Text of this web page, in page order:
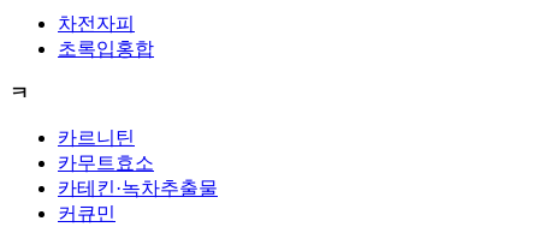
차전자피
초록입홍합
ㅋ
카르니틴
카무트효소
카테킨·녹차추출물
커큐민